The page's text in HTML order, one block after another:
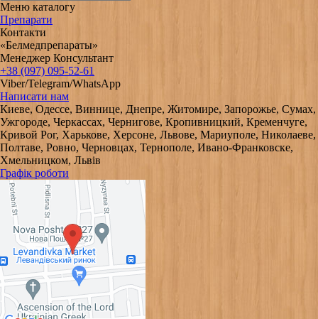
Меню каталогу
Препарати
Контакти
«Белмедпрепараты»
Менеджер Консультант
+38 (097) 095-52-61
Viber/Telegram/WhatsApp
Написати нам
Киеве, Одессе, Виннице, Днепре, Житомире, Запорожье, Сумах,
Ужгороде, Черкассах, Чернигове, Кропивницкий, Кременчуге,
Кривой Рог, Харькове, Херсоне, Львове, Мариуполе, Николаеве,
Полтаве, Ровно, Черновцах, Тернополе, Ивано-Франковске,
Хмельницком, Львів
Графік роботи